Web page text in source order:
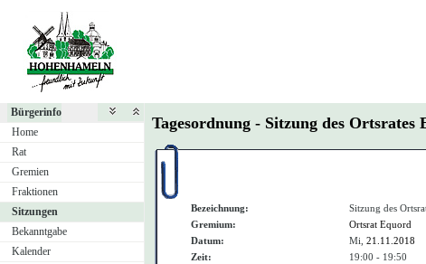
Bürgerinfo
Home
Rat
Gremien
Fraktionen
Sitzungen
Bekanntgabe
Kalender
Tagesordnung - Sitzung des Ortsrates
Bezeichnung:
Sitzung des
Gremium:
Ortsrat Equord
Datum:
Mi, 21.11.2018
Zeit:
19:00 - 19:50